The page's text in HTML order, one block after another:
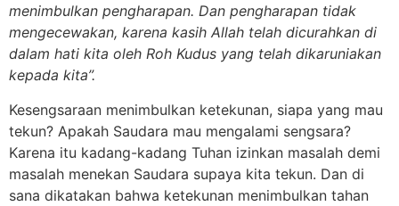
menimbulkan pengharapan. Dan pengharapan tidak
mengecewakan, karena kasih Allah telah dicurahkan di
dalam hati kita oleh Roh Kudus yang telah dikaruniakan
kepada kita”.
Kesengsaraan menimbulkan ketekunan, siapa yang mau
tekun? Apakah Saudara mau mengalami sengsara?
Karena itu kadang-kadang Tuhan izinkan masalah demi
masalah menekan Saudara supaya kita tekun. Dan di
sana dikatakan bahwa ketekunan menimbulkan tahan